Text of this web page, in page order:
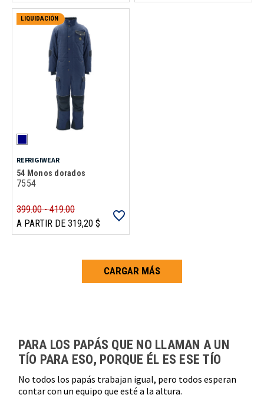
LIQUIDACIÓN
REFRIGIWEAR
54 Monos dorados
7554
399.00 - 419.00
A PARTIR DE 319,20 $
CARGAR MÁS
PARA LOS PAPÁS QUE NO LLAMAN A UN
TÍO PARA ESO, PORQUE ÉL ES ESE TÍO
No todos los papás trabajan igual, pero todos esperan
contar con un equipo que esté a la altura.